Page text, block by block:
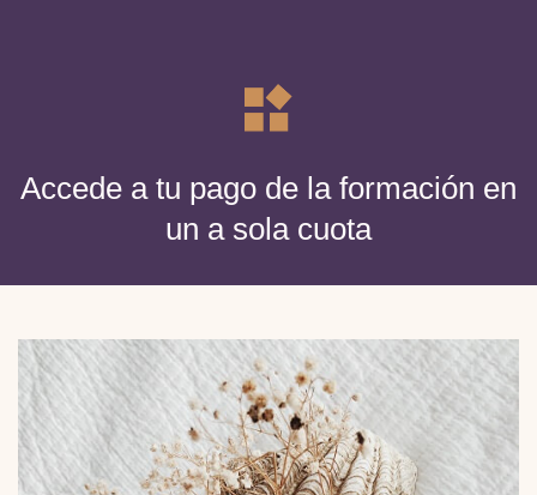
Accede a tu pago de la formación en
un a sola cuota